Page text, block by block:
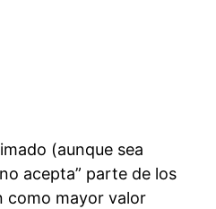
(aunque sea
acepta” parte de los
como mayor valor